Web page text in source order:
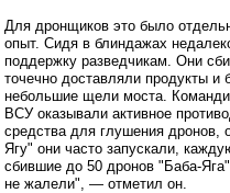
Для дронщиков это было
опыт. Сидя в блиндажах
поддержку разведчикам. Они
точечно доставляли продукты и
небольшие щели моста.
ВСУ оказывали активное
средства для глушения дронов,
Ягу" они часто запускали,
сбившие до 50 дронов "Баба-
не жалели", — отметил он.